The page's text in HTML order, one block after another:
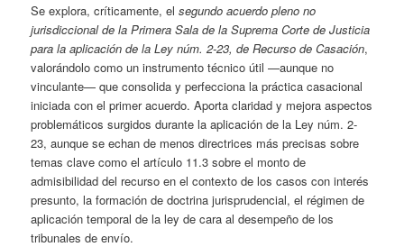
Se explora, críticamente, elsegundo acuerdo pleno no
jurisdiccional de la Primera Sala de la Suprema Corte de Justicia
para la aplicación de la Ley núm. 2-23, de Recurso de Casación,
valorándolo como un instrumento técnico útil —aunque no
vinculante— que consolida y perfecciona la práctica casacional
iniciada con el primer acuerdo. Aporta claridad y mejora aspectos
problemáticos surgidos durante la aplicación de la Ley núm. 2-
23, aunque se echan de menos directrices más precisas sobre
temas clave como el artículo 11.3 sobre el monto de
admisibilidad del recurso en el contexto de los casos con interés
presunto, la formación de doctrina jurisprudencial, el régimen de
aplicación temporal de la ley de cara al desempeño de los
tribunales de envío.